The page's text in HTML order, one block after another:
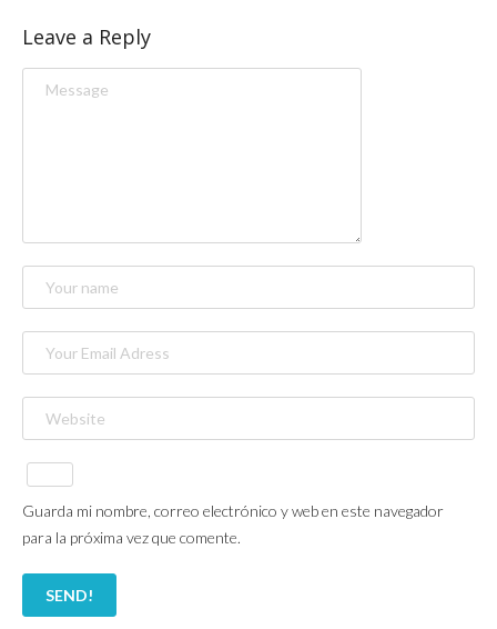
Leave a Reply
Guarda mi nombre, correo electrónico y web en este navegador
para la próxima vez que comente.